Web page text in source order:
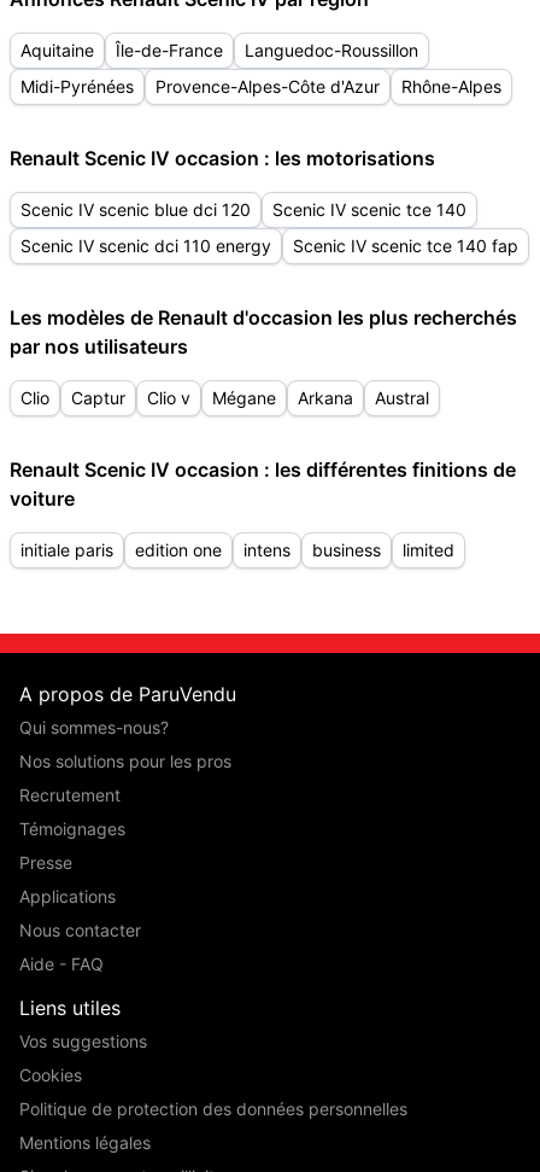
Aquitaine Île-de-France
Languedoc-Roussillon
Midi-Pyrénées
Provence-Alpes-Côte d'Azur Rhône-Alpes
Renault Scenic IV occasion : les motorisations
Scenic IV scenic blue dci 120
Scenic IV scenic tce 140
Scenic IV scenic dci 110 energy
Scenic IV scenic tce 140 fap
Les modèles de Renault d'occasion les plus recherchés
par nos utilisateurs
Clio Captur Clio v Mégane Arkana Austral
Renault Scenic IV occasion : les différentes finitions de
voiture
initiale paris edition one intens business limited
A propos de ParuVendu
Qui sommes-nous?
Nos solutions pour les pros
Recrutement
Témoignages
Presse
Applications
Nous contacter
Aide - FAQ
Liens utiles
Vos suggestions
Cookies
Politique de protection des données personnelles
Mentions légales